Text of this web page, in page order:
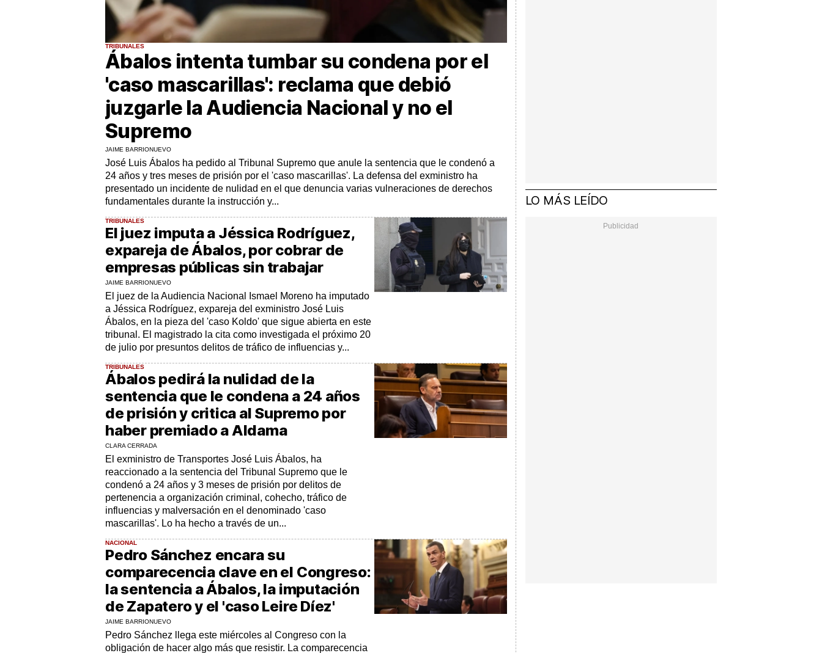
TRIBUNALES
Ábalos intenta tumbar su condena por el
'caso mascarillas': reclama que debió
juzgarle la Audiencia Nacional y no el
Supremo
JAIME BARRIONUEVO
José Luis Ábalos ha pedido al Tribunal Supremo que anule la sentencia que le condenó a
24 años y tres meses de prisión por el 'caso mascarillas'. La defensa del exministro ha
presentado un incidente de nulidad en el que denuncia varias vulneraciones de derechos
fundamentales durante la instrucción y...
TRIBUNALES
El juez imputa a Jéssica Rodríguez,
expareja de Ábalos, por cobrar de
empresas públicas sin trabajar
JAIME BARRIONUEVO
El juez de la Audiencia Nacional Ismael Moreno ha imputado
a Jéssica Rodríguez, expareja del exministro José Luis
Ábalos, en la pieza del 'caso Koldo' que sigue abierta en este
tribunal. El magistrado la cita como investigada el próximo 20
de julio por presuntos delitos de tráfico de influencias y...
TRIBUNALES
Ábalos pedirá la nulidad de la
sentencia que le condena a 24 años
de prisión y critica al Supremo por
haber premiado a Aldama
CLARA CERRADA
El exministro de Transportes José Luis Ábalos, ha
reaccionado a la sentencia del Tribunal Supremo que le
condenó a 24 años y 3 meses de prisión por delitos de
pertenencia a organización criminal, cohecho, tráfico de
influencias y malversación en el denominado 'caso
mascarillas'. Lo ha hecho a través de un...
NACIONAL
Pedro Sánchez encara su
comparecencia clave en el Congreso:
la sentencia a Ábalos, la imputación
de Zapatero y el 'caso Leire Díez'
JAIME BARRIONUEVO
Pedro Sánchez llega este miércoles al Congreso con la
obligación de hacer algo más que resistir. La comparecencia
LO MÁS LEÍDO